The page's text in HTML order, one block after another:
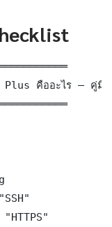
คืออะไร — คู่